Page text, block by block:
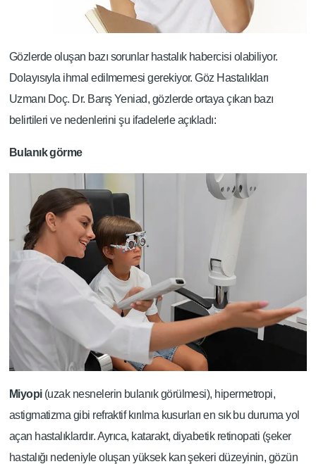
Gözlerde oluşan bazı sorunlar hastalık habercisi olabiliyor.
Dolayısıyla ihmal edilmemesi gerekiyor. Göz Hastalıkları
Uzmanı Doç. Dr. Barış Yeniad, gözlerde ortaya çıkan bazı
belirtileri ve nedenlerini şu ifadelerle açıkladı:
Bulanık görme
Miyopi (uzak nesnelerin bulanık görülmesi), hipermetropi,
astigmatizma gibi refraktif kırılma kusurları en sık bu duruma yol
açan hastalıklardır. Ayrıca, katarakt, diyabetik retinopati (şeker
hastalığı nedeniyle oluşan yüksek kan şekeri düzeyinin, gözün